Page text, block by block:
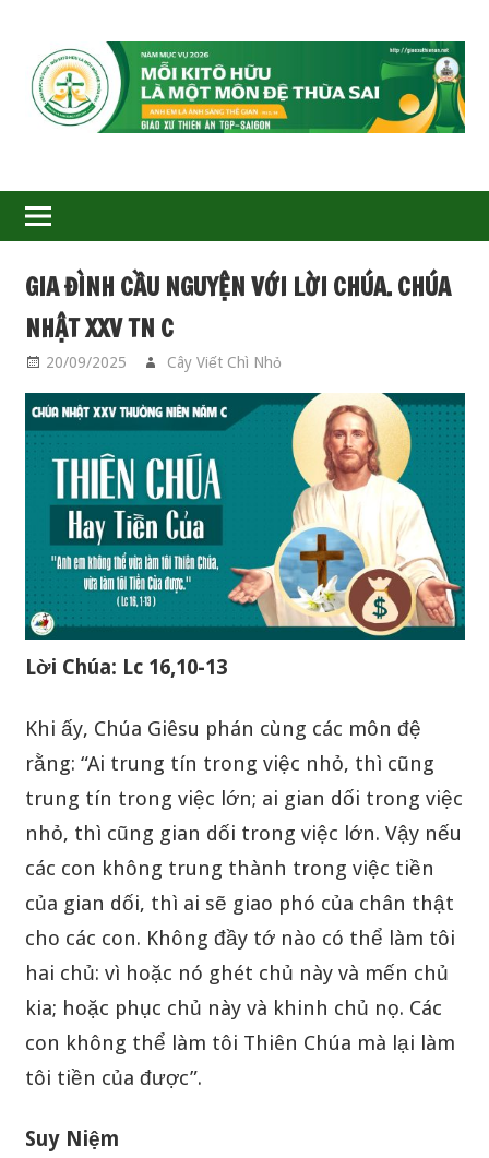
GIÁO
XỨ
THIÊN
ÂN-
TGP
SAIGON
GIA ĐÌNH CẦU NGUYỆN VỚI LỜI CHÚA. CHÚA
NHẬT XXV TN C
20/09/2025 Cây Viết Chì Nhỏ
Lời Chúa: Lc 16,10-13
Khi ấy, Chúa Giêsu phán cùng các môn đệ
rằng: “Ai trung tín trong việc nhỏ, thì cũng
trung tín trong việc lớn; ai gian dối trong việc
nhỏ, thì cũng gian dối trong việc lớn. Vậy nếu
các con không trung thành trong việc tiền
của gian dối, thì ai sẽ giao phó của chân thật
cho các con. Không đầy tớ nào có thể làm tôi
hai chủ: vì hoặc nó ghét chủ này và mến chủ
kia; hoặc phục chủ này và khinh chủ nọ. Các
con không thể làm tôi Thiên Chúa mà lại làm
tôi tiền của được”.
Suy Niệm